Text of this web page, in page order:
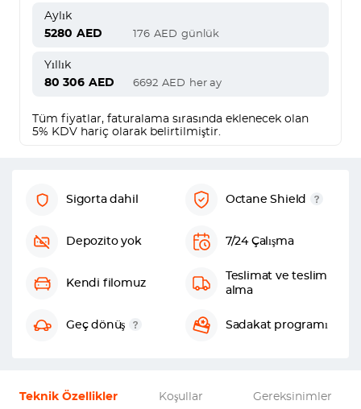
Aylık
5280 AED 176 AED günlük
Yıllık
80 306 AED 6692 AED her ay
Tüm fiyatlar, faturalama sırasında eklenecek olan
5% KDV hariç olarak belirtilmiştir.
Sigorta dahil Octane Shield
Depozito yok 7/24 Çalışma
Kendi filomuz
Teslimat ve teslim
alma
Geç dönüş Sadakat programı
Teknik Özellikler Koşullar Gereksinimler